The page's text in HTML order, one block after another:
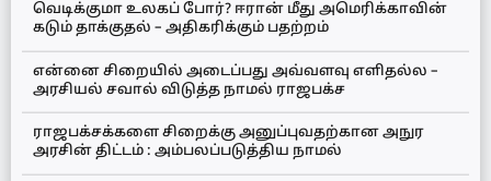
வெடிக்குமா உலகப் போர்? ஈரான் மீது அமெரிக்காவின்
கடும் தாக்குதல் – அதிகரிக்கும் பதற்றம்
என்னை சிறையில் அடைப்பது அவ்வளவு எளிதல்ல –
அரசியல் சவால் விடுத்த நாமல் ராஜபக்ச
ராஜபக்சக்களை சிறைக்கு அனுப்புவதற்கான அநுர
அரசின் திட்டம் : அம்பலப்படுத்திய நாமல்